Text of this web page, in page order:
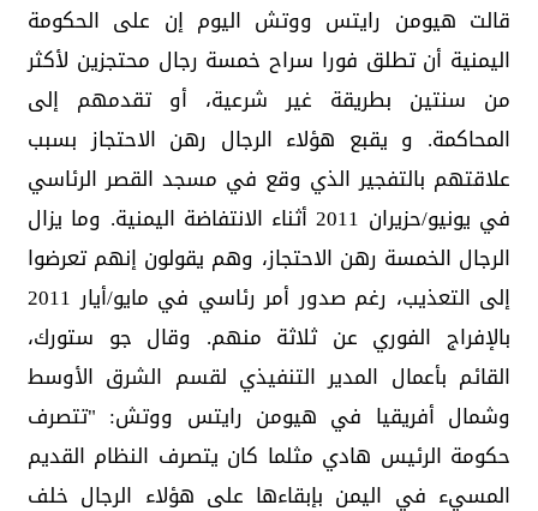
قالت هيومن رايتس ووتش اليوم إن على الحكومة
اليمنية أن تطلق فورا سراح خمسة رجال محتجزين لأكثر
من سنتين بطريقة غير شرعية، أو تقدمهم إلى
المحاكمة. و يقبع هؤلاء الرجال رهن الاحتجاز بسبب
علاقتهم بالتفجير الذي وقع في مسجد القصر الرئاسي
في يونيو/حزيران 2011 أثناء الانتفاضة اليمنية. وما يزال
الرجال الخمسة رهن الاحتجاز، وهم يقولون إنهم تعرضوا
إلى التعذيب، رغم صدور أمر رئاسي في مايو/أيار 2011
بالإفراج الفوري عن ثلاثة منهم. وقال جو ستورك،
القائم بأعمال المدير التنفيذي لقسم الشرق الأوسط
وشمال أفريقيا في هيومن رايتس ووتش: "تتصرف
حكومة الرئيس هادي مثلما كان يتصرف النظام القديم
المسيء في اليمن بإبقاءها على هؤلاء الرجال خلف